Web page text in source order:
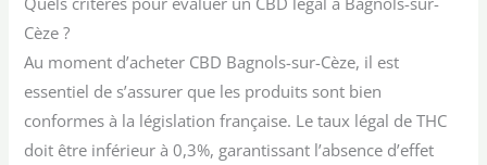
Cèze ?
Au moment d’acheter CBD Bagnols-sur-Cèze, il est
essentiel de s’assurer que les produits sont bien
conformes à la législation française. Le taux légal de THC
doit être inférieur à 0,3%, garantissant l’absence d’effet